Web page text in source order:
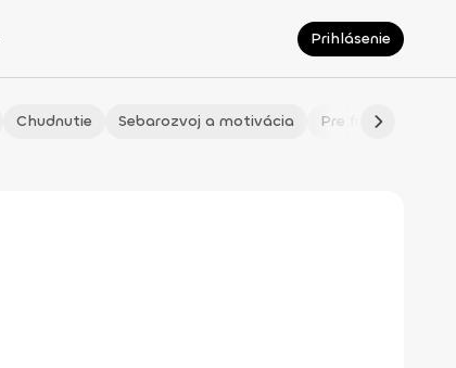
Prihlásenie
Chudnutie Sebarozvoj a motivácia Pre fitmaminky